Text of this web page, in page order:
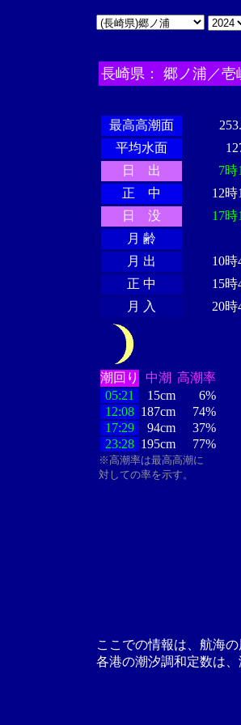
長崎県： 郷ノ浦／壱
最高高潮面
平均水面
日 出
7時
正 中
12時
日 没
17時
月 齢
月 出
10時
正 中
15時
月 入
20時
潮回り 中潮 高潮率
05:21
15cm
6%
12:08 187cm
74%
17:29
94cm
37%
23:28 195cm 77%
※高潮率は最高高潮に
対しての率を示す。
ここでの情報は、航海
各港の潮汐調和定数は